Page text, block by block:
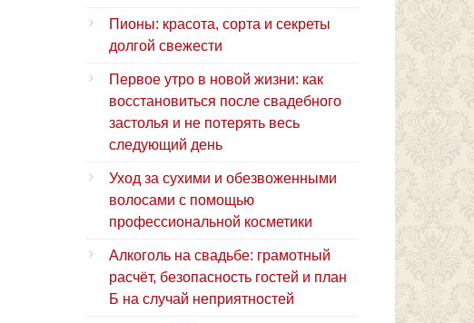
Пионы: красота, сорта и секреты
долгой свежести
Первое утро в новой жизни: как
восстановиться после свадебного
застолья и не потерять весь
следующий день
Уход за сухими и обезвоженными
волосами с помощью
профессиональной косметики
Алкоголь на свадьбе: грамотный
расчёт, безопасность гостей и план
Б на случай неприятностей